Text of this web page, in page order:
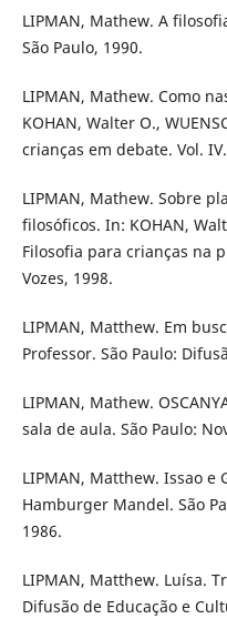
LIPMAN, Mathew. A
São Paulo, 1990.
LIPMAN, Mathew. Como
KOHAN, Walter O.,
crianças em debate. Vol.
LIPMAN, Mathew. Sobre
filosóficos. In: KOHAN,
Filosofia para crianças na
Vozes, 1998.
LIPMAN, Matthew. Em
Professor. São Paulo:
LIPMAN, Mathew.
sala de aula. São Paulo:
LIPMAN, Matthew. Issao e
Hamburger Mandel. São
1986.
LIPMAN, Matthew. Luísa.
Difusão de Educação e